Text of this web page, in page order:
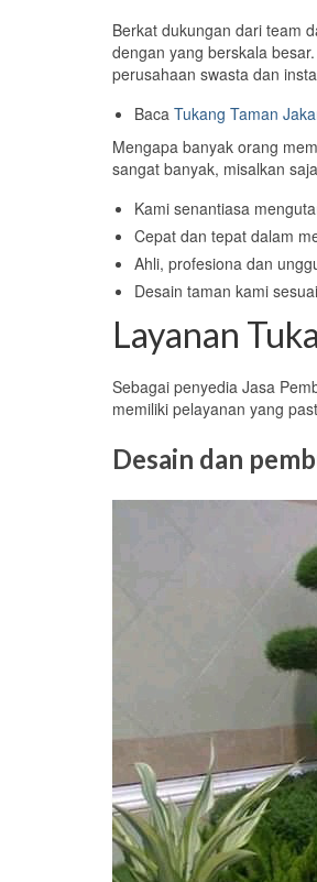
Berkat dukungan dari team
dengan yang berskala
perusahaan swasta dan
Baca Tukang Taman
Mengapa banyak orang
sangat banyak, misalkan
Kami senantiasa
Cepat dan tepat dalam
Ahli, profesiona dan
Desain taman kami
Layanan
Sebagai penyedia Jasa
memiliki pelayanan yang
Desain dan